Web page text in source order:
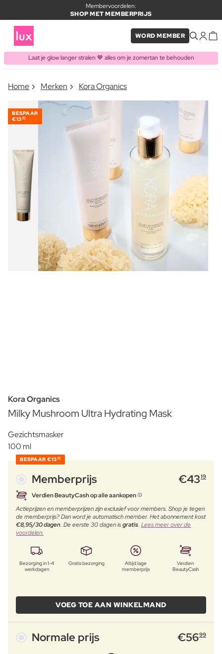
Membervoordelen:
SHOP MET MEMBERPRIJS
WORD MEMBER
Laat je glow langer stralen 🤎 alles om je zomertan te behouden
ITEM TOEGEVOEGD AAN
WINKELMAND
Vaak samen gekocht met
Home Merken Kora Organics
BESPAAR
€13 80
Kora Organics
Milky Mushroom Ultra Hydrating Mask
Gezichtsmasker
100 ml
BESPAAR €13 80
Memberprijs €4319
Verdien BeautyCash op alle aankopen
Actieprijzen en memberprijzen zijn exclusief voor members. Shop je tegen
de memberprijs? Dan word je automatisch member. Het abonnement kost
€8,95/30 dagen. De eerste 30 dagen isgratis. Lees meer over de
voordelen.
Bezorging in 1-4
werkdagen
Gratis bezorging
Altijd lage
memberprijs
Verdien
BeautyCash
VOEG TOE AAN WINKELMAND
Normale prijs €5699